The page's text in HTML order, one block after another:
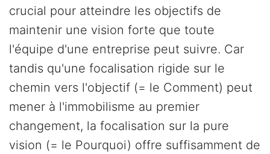
crucial pour atteindre les objectifs de
maintenir une vision forte que toute
l'équipe d'une entreprise peut suivre. Car
tandis qu'une focalisation rigide sur le
chemin vers l'objectif (= le Comment) peut
mener à l'immobilisme au premier
changement, la focalisation sur la pure
vision (= le Pourquoi) offre suffisamment de